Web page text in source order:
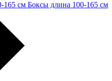
Боксы длина 100-165 см